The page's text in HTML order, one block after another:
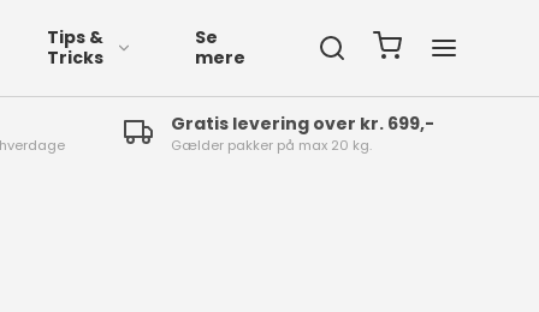
Tips &
Tricks
Se
mere
Gratis levering over kr. 699,-
Gælder pakker på max 20 kg.